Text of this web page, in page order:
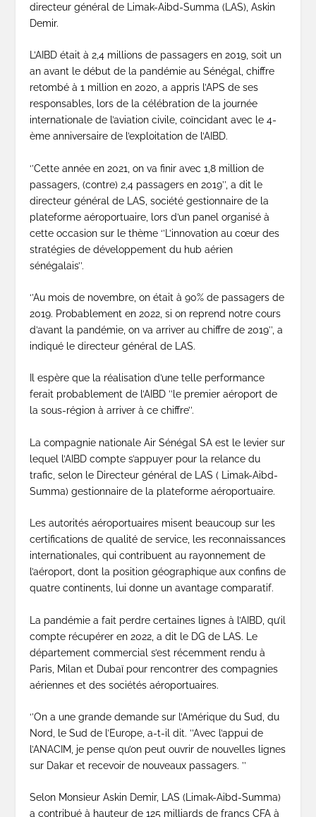
directeur général de Limak-Aibd-Summa (LAS), Askin
Demir.
L’AIBD était à 2,4 millions de passagers en 2019, soit un
an avant le début de la pandémie au Sénégal, chiffre
retombé à 1 million en 2020, a appris l’APS de ses
responsables, lors de la célébration de la journée
internationale de l’aviation civile, coïncidant avec le 4-
ème anniversaire de l’exploitation de l’AIBD.
‘’Cette année en 2021, on va finir avec 1,8 million de
passagers, (contre) 2,4 passagers en 2019’’, a dit le
directeur général de LAS, société gestionnaire de la
plateforme aéroportuaire, lors d’un panel organisé à
cette occasion sur le thème ‘’L’innovation au cœur des
stratégies de développement du hub aérien
sénégalais’’.
‘’Au mois de novembre, on était à 90% de passagers de
2019. Probablement en 2022, si on reprend notre cours
d’avant la pandémie, on va arriver au chiffre de 2019’’, a
indiqué le directeur général de LAS.
Il espère que la réalisation d’une telle performance
ferait probablement de l’AIBD ’’le premier aéroport de
la sous-région à arriver à ce chiffre’’.
La compagnie nationale Air Sénégal SA est le levier sur
lequel l’AIBD compte s’appuyer pour la relance du
trafic, selon le Directeur général de LAS ( Limak-Aibd-
Summa) gestionnaire de la plateforme aéroportuaire.
Les autorités aéroportuaires misent beaucoup sur les
certifications de qualité de service, les reconnaissances
internationales, qui contribuent au rayonnement de
l’aéroport, dont la position géographique aux confins de
quatre continents, lui donne un avantage comparatif.
La pandémie a fait perdre certaines lignes à l’AIBD, qu’il
compte récupérer en 2022, a dit le DG de LAS. Le
département commercial s’est récemment rendu à
Paris, Milan et Dubaï pour rencontrer des compagnies
aériennes et des sociétés aéroportuaires.
‘’On a une grande demande sur l’Amérique du Sud, du
Nord, le Sud de l’Europe, a-t-il dit. ’’Avec l’appui de
l’ANACIM, je pense qu’on peut ouvrir de nouvelles lignes
sur Dakar et recevoir de nouveaux passagers. ’’
Selon Monsieur Askin Demir, LAS (Limak-Aibd-Summa)
a contribué à hauteur de 125 milliards de francs CFA à